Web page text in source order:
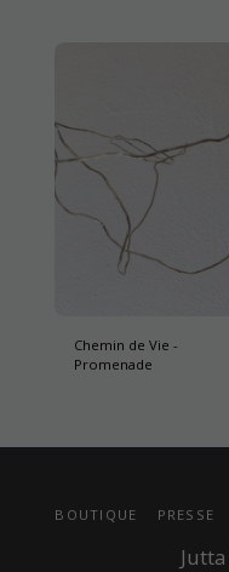
Chemin de Vie -
Promenade
BOUTIQUE PRESSE